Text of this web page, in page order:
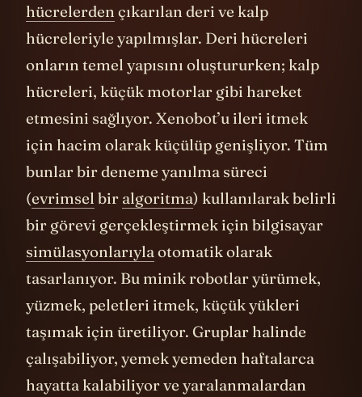
hücrelerden çıkarılan deri ve kalp
hücreleriyle yapılmışlar. Deri hücreleri
onların temel yapısını oluştururken; kalp
hücreleri, küçük motorlar gibi hareket
etmesini sağlıyor. Xenobot’u ileri itmek
için hacim olarak küçülüp genişliyor. Tüm
bunlar bir deneme yanılma süreci
(evrimsel bir algoritma) kullanılarak belirli
bir görevi gerçekleştirmek için bilgisayar
simülasyonlarıyla otomatik olarak
tasarlanıyor. Bu minik robotlar yürümek,
yüzmek, peletleri itmek, küçük yükleri
taşımak için üretiliyor. Gruplar halinde
çalışabiliyor, yemek yemeden haftalarca
hayatta kalabiliyor ve yaralanmalardan